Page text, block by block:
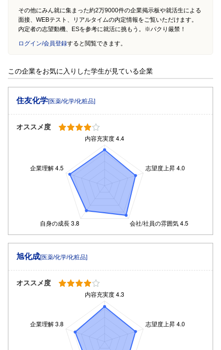
その他にみん就に集まった約2万9000件の企業掲示板や就活生による
面接、WEBテスト、リアルタイムの内定情報をご覧いただけます。
内定者の志望動機、ESを参考に就活に挑もう。※パクり厳禁！
ログイン/会員登録すると閲覧できます。
この企業をお気に入りした学生が見ている企業
住友化学[医薬/化学/化粧品]
オススメ度
旭化成[医薬/化学/化粧品]
オススメ度